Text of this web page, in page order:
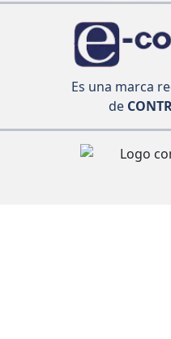
Es una marca
de